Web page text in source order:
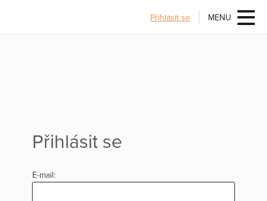
Přihlásit se MENU
Přihlásit se
E-mail: